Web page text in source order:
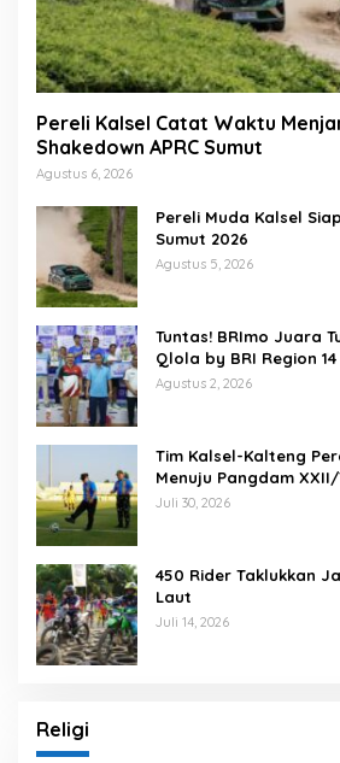
Pereli Kalsel Catat Waktu
Shakedown APRC Sumut
Agustus 6, 2026
Pereli Muda Kalsel
Sumut 2026
Agustus 5, 2026
Tuntas! BRImo Juara
Qlola by BRI Region
Agustus 2, 2026
Tim Kalsel-Kalteng
Menuju Pangdam
Banjarmasin
Juli 30, 2026
450 Rider Taklukkan
Laut
Juli 14, 2026
Religi